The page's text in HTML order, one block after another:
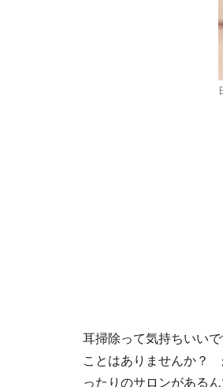
耳掃除って気持ちいい
ことはありませんか？
ったりのサロンがあるん